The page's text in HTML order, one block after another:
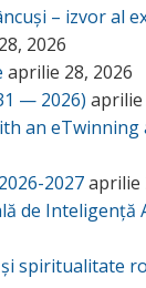
– izvor al
2026
aprilie 28, 2026
— 2026) aprilie
an eTwinning
2027aprilie
de Inteligență
spiritualitate